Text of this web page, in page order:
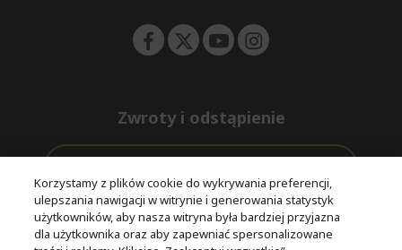
Zwroty i odstąpienie
Darmowa
ekspresowa
Wsparcie
przed i po
Bezpieczne
płatności
Korzystamy z plików cookie do wykrywania preferencji,
ulepszania nawigacji w witrynie i generowania statystyk
użytkowników, aby nasza witryna była bardziej przyjazna
dla użytkownika oraz aby zapewniać spersonalizowane